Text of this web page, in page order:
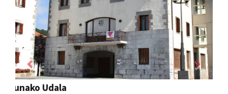
Itxaspe
Previous Next